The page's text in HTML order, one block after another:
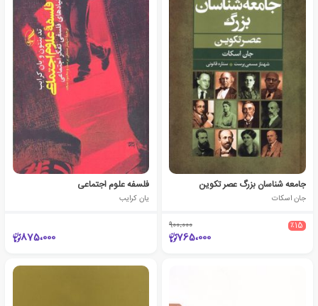
جامعه شناسان بزرگ عصر تکوین
جان اسکات
٪15 900،000
765،000
فلسفه علوم اجتماعی
یان کرایب
875،000